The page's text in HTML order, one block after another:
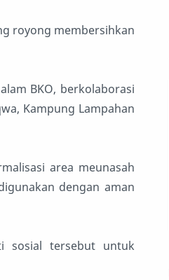
royong membersihkan
BKO, berkolaborasi
Kampung Lampahan
area meunasah
dengan aman
sosial tersebut untuk